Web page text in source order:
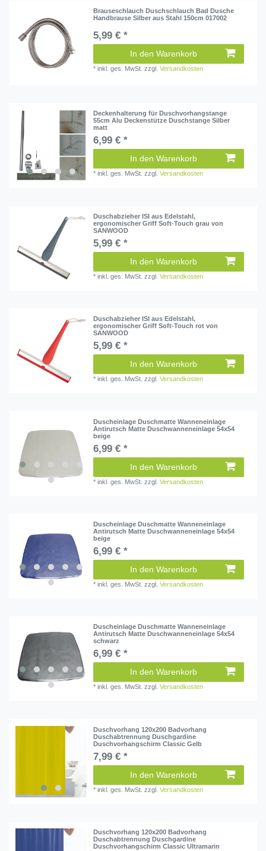
Brauseschlauch Duschschlauch Bad Dusche
Handbrause Silber aus Stahl 150cm 017002
5,99 € *
In den Warenkorb
*inkl. ges. MwSt. zzgl.Versandkosten
Deckenhalterung für Duschvorhangstange
55cm Alu Deckenstütze Duschstange Silber
matt
6,99 € *
In den Warenkorb
*inkl. ges. MwSt. zzgl.Versandkosten
Duschabzieher ISI aus Edelstahl,
ergonomischer Griff Soft-Touch grau von
SANWOOD
5,99 € *
In den Warenkorb
*inkl. ges. MwSt. zzgl.Versandkosten
Duschabzieher ISI aus Edelstahl,
ergonomischer Griff Soft-Touch rot von
SANWOOD
5,99 € *
In den Warenkorb
*inkl. ges. MwSt. zzgl.Versandkosten
Duscheinlage Duschmatte Wanneneinlage
Antirutsch Matte Duschwanneneinlage 54x54
beige
6,99 € *
In den Warenkorb
*inkl. ges. MwSt. zzgl.Versandkosten
Duscheinlage Duschmatte Wanneneinlage
Antirutsch Matte Duschwanneneinlage 54x54
beige
6,99 € *
In den Warenkorb
*inkl. ges. MwSt. zzgl.Versandkosten
Duscheinlage Duschmatte Wanneneinlage
Antirutsch Matte Duschwanneneinlage 54x54
schwarz
6,99 € *
In den Warenkorb
*inkl. ges. MwSt. zzgl.Versandkosten
Duschvorhang 120x200 Badvorhang
Duschabtrennung Duschgardine
Duschvorhangschirm Classic Gelb
7,99 € *
In den Warenkorb
*inkl. ges. MwSt. zzgl.Versandkosten
Duschvorhang 120x200 Badvorhang
Duschabtrennung Duschgardine
Duschvorhangschirm Classic Ultramarin